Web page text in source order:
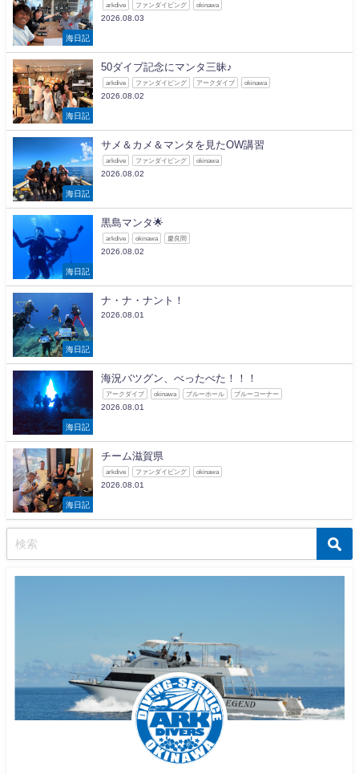
海日記
arkdive ファンダイビング okinawa
2026.08.03
海日記
50ダイブ記念にマンタ三昧♪
arkdive ファンダイビング アークダイブ okinawa
2026.08.02
海日記
サメ＆カメ＆マンタを見たOW講習
arkdive ファンダイビング okinawa
2026.08.02
海日記
黒島マンタ🌟
arkdive okinawa 慶良間
2026.08.02
海日記
ナ・ナ・ナント！
2026.08.01
海日記
海況バツグン、べったべた！！！
アークダイブ okinawa ブルーホール ブルーコーナー
2026.08.01
海日記
チーム滋賀県
arkdive ファンダイビング okinawa
2026.08.01